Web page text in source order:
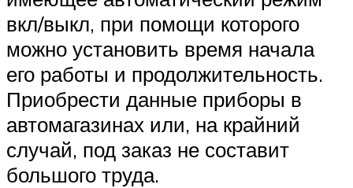
вкл/выкл, при помощи которого
можно установить время начала
его работы и продолжительность.
Приобрести данные приборы в
автомагазинах или, на крайний
случай, под заказ не составит
большого труда.